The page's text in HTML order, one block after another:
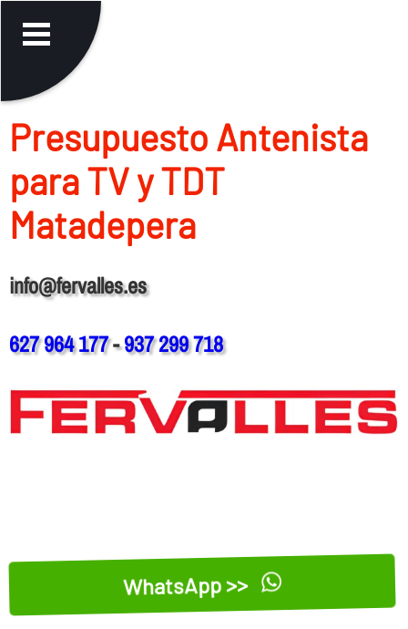
Presupuesto Antenista
para TV y TDT
Matadepera
info@fervalles.es
627 964 177-937 299 718
WhatsApp >>